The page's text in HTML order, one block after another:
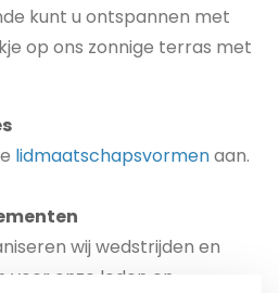
kunt u ontspannen met
op ons zonnige terras met
lidmaatschapsvormenaan.
wij wedstrijden en
voor onze leden en